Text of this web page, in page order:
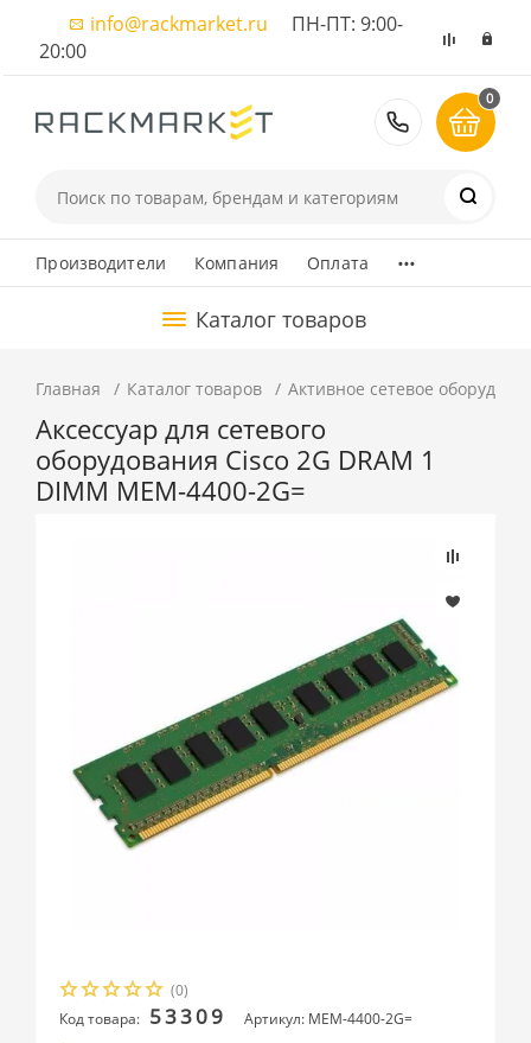
info@rackmarket.ru ПН-ПТ: 9:00-
20:00
8 (495)
0
Производители Компания Оплата ...
Каталог товаров
Главная Каталог товаров Активное сетевое
Аксессуар для сетевого
оборудования Cisco 2G DRAM 1
DIMM MEM-4400-2G=
(0)
Код товара: 53309
Артикул: MEM-4400-2G=